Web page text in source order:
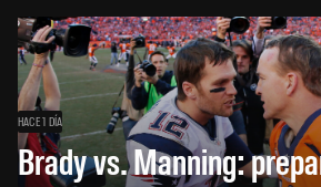
HACE 1 DÍA
Brady vs. Manning: